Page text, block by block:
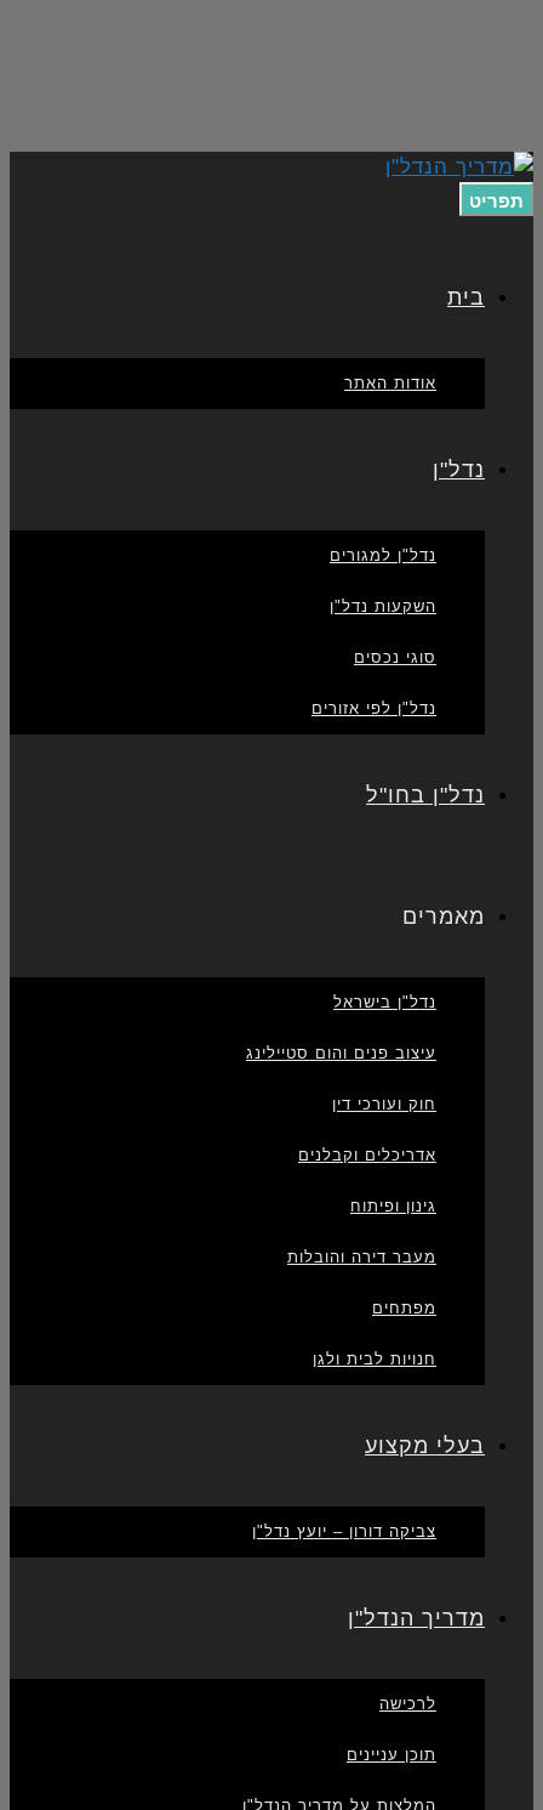
תפריט
בית
אודות האתר
נדל"ן
נדל"ן למגורים
השקעות נדל"ן
סוגי נכסים
נדל"ן לפי אזורים
נדל"ן בחו"ל
מאמרים
נדל"ן בישראל
עיצוב פנים והום סטיילינג
חוק ועורכי דין
אדריכלים וקבלנים
גינון ופיתוח
מעבר דירה והובלות
מפתחים
חנויות לבית ולגן
בעלי מקצוע
צביקה דורון – יועץ נדל"ן
מדריך הנדל"ן
לרכישה
תוכן עניינים
המלצות על מדריך הנדל"ן